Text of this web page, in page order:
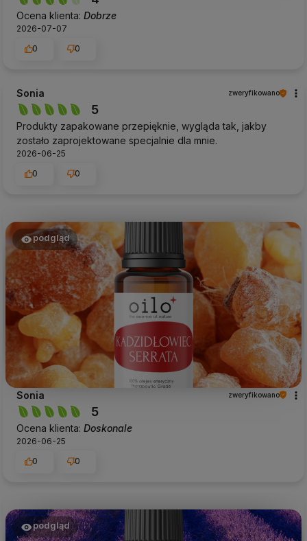
Ocena klienta: Dobrze
2026-07-07
0
0
Sonia zweryfikowano
5
Produkty zapakowane przepięknie, wygląda tak, jakby
zostało zaprojektowane specjalnie dla mnie.
2026-06-25
0
0
podgląd
Sonia zweryfikowano
5
Ocena klienta: Doskonale
2026-06-25
0
0
podgląd